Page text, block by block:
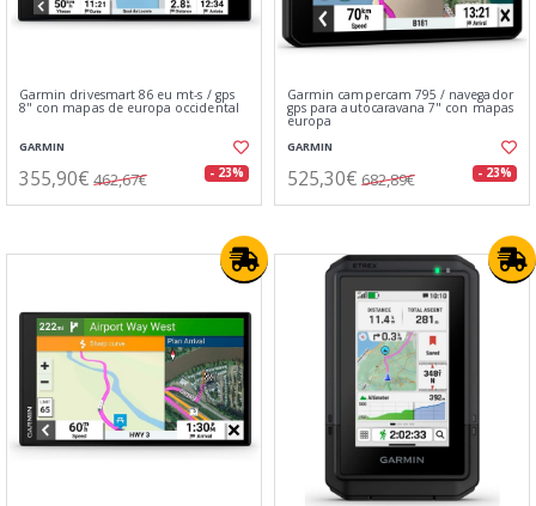
Garmin drivesmart 86 eu mt-s / gps
8" con mapas de europa occidental
GARMIN
355,90€ 462,67€ - 23%
Garmin campercam 795 / navegador
gps para autocaravana 7" con mapas
europa
GARMIN
525,30€ 682,89€ - 23%